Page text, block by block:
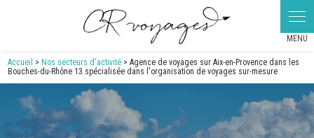
Accueil > Nos secteurs d'activité > Agence de voyages sur Aix-en-Provence dans les
Bouches-du-Rhône 13 spécialisée dans l'organisation de voyages sur-mesure
Panneau de gestion des cookies